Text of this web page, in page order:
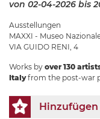
von 02-04-2026 bis
Ausstellungen
MAXXI - Museo
VIA GUIDO RENI, 4
Works by over 130
Italyfrom the post-war
Hinzufügen